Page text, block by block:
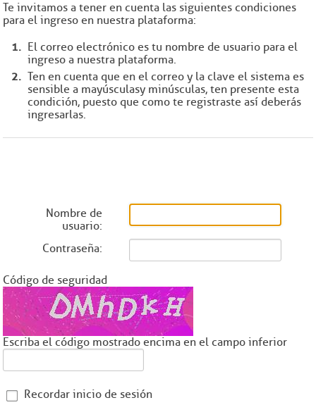
Te invitamos a tener en cuenta las siguientes condiciones
para el ingreso en nuestra plataforma:
El correo electrónico es tu nombre de usuario para el
ingreso a nuestra plataforma.
Ten en cuenta que en el correo y la clave el sistema es
sensible a mayúsculas y minúsculas, ten presente esta
condición, puesto que como te registraste así deberás
ingresarlas.
Nombre de
usuario:
Contraseña:
Código de seguridad
Escriba el código mostrado encima en el campo inferior
Recordar inicio de sesión